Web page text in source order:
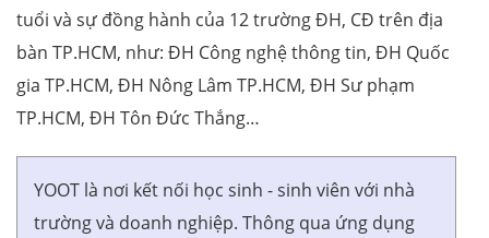
tuổi và sự đồng hành của 12 trường ĐH, CĐ trên địa
bàn TP.HCM, như: ĐH Công nghệ thông tin, ĐH Quốc
gia TP.HCM, ĐH Nông Lâm TP.HCM, ĐH Sư phạm
TP.HCM, ĐH Tôn Đức Thắng…
YOOT là nơi kết nối học sinh - sinh viên với nhà
trường và doanh nghiệp. Thông qua ứng dụng